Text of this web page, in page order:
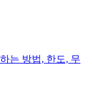
는 방법, 한도, 무